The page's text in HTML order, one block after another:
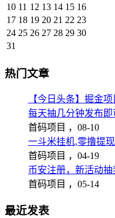
10 11 12 13 14 15 16
17 18 19 20 21 22 23
24 25 26 27 28 29 30
31
热门文章
【今日头条】掘金
每天抽几分钟发布即
首码项目 ， 08-10
一斗米挂机,零撸提
首码项目 ， 04-19
币安注册，新活动
首码项目 ， 05-14
最近发表